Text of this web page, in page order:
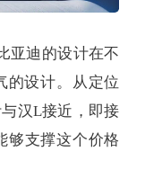
亚迪的设计在不
的设计。从定位
汉L接近，即接
够支撑这个价格